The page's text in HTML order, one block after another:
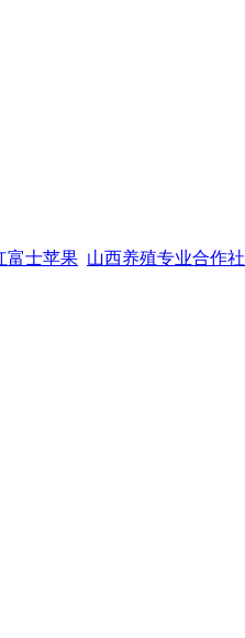
富士苹果 山西养殖专业合作社